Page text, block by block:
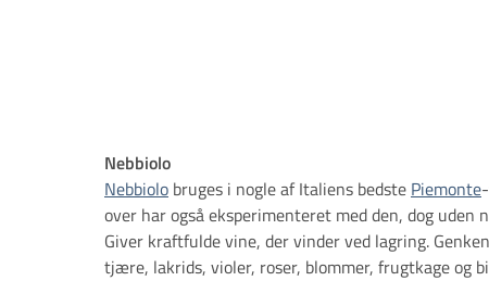
Nebbiolo
Nebbiolo bruges i nogle af Italiens bedste Piemonte
over har også eksperimenteret med den, dog
Giver kraftfulde vine, der vinder ved lagring.
tjære, lakrids, violer, roser, blommer, frugtkage og